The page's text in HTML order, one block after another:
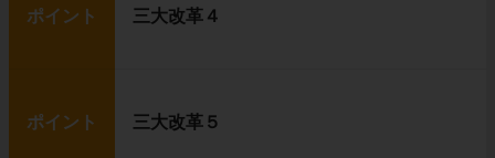
ポイント 三大改革４
ポイント 三大改革５